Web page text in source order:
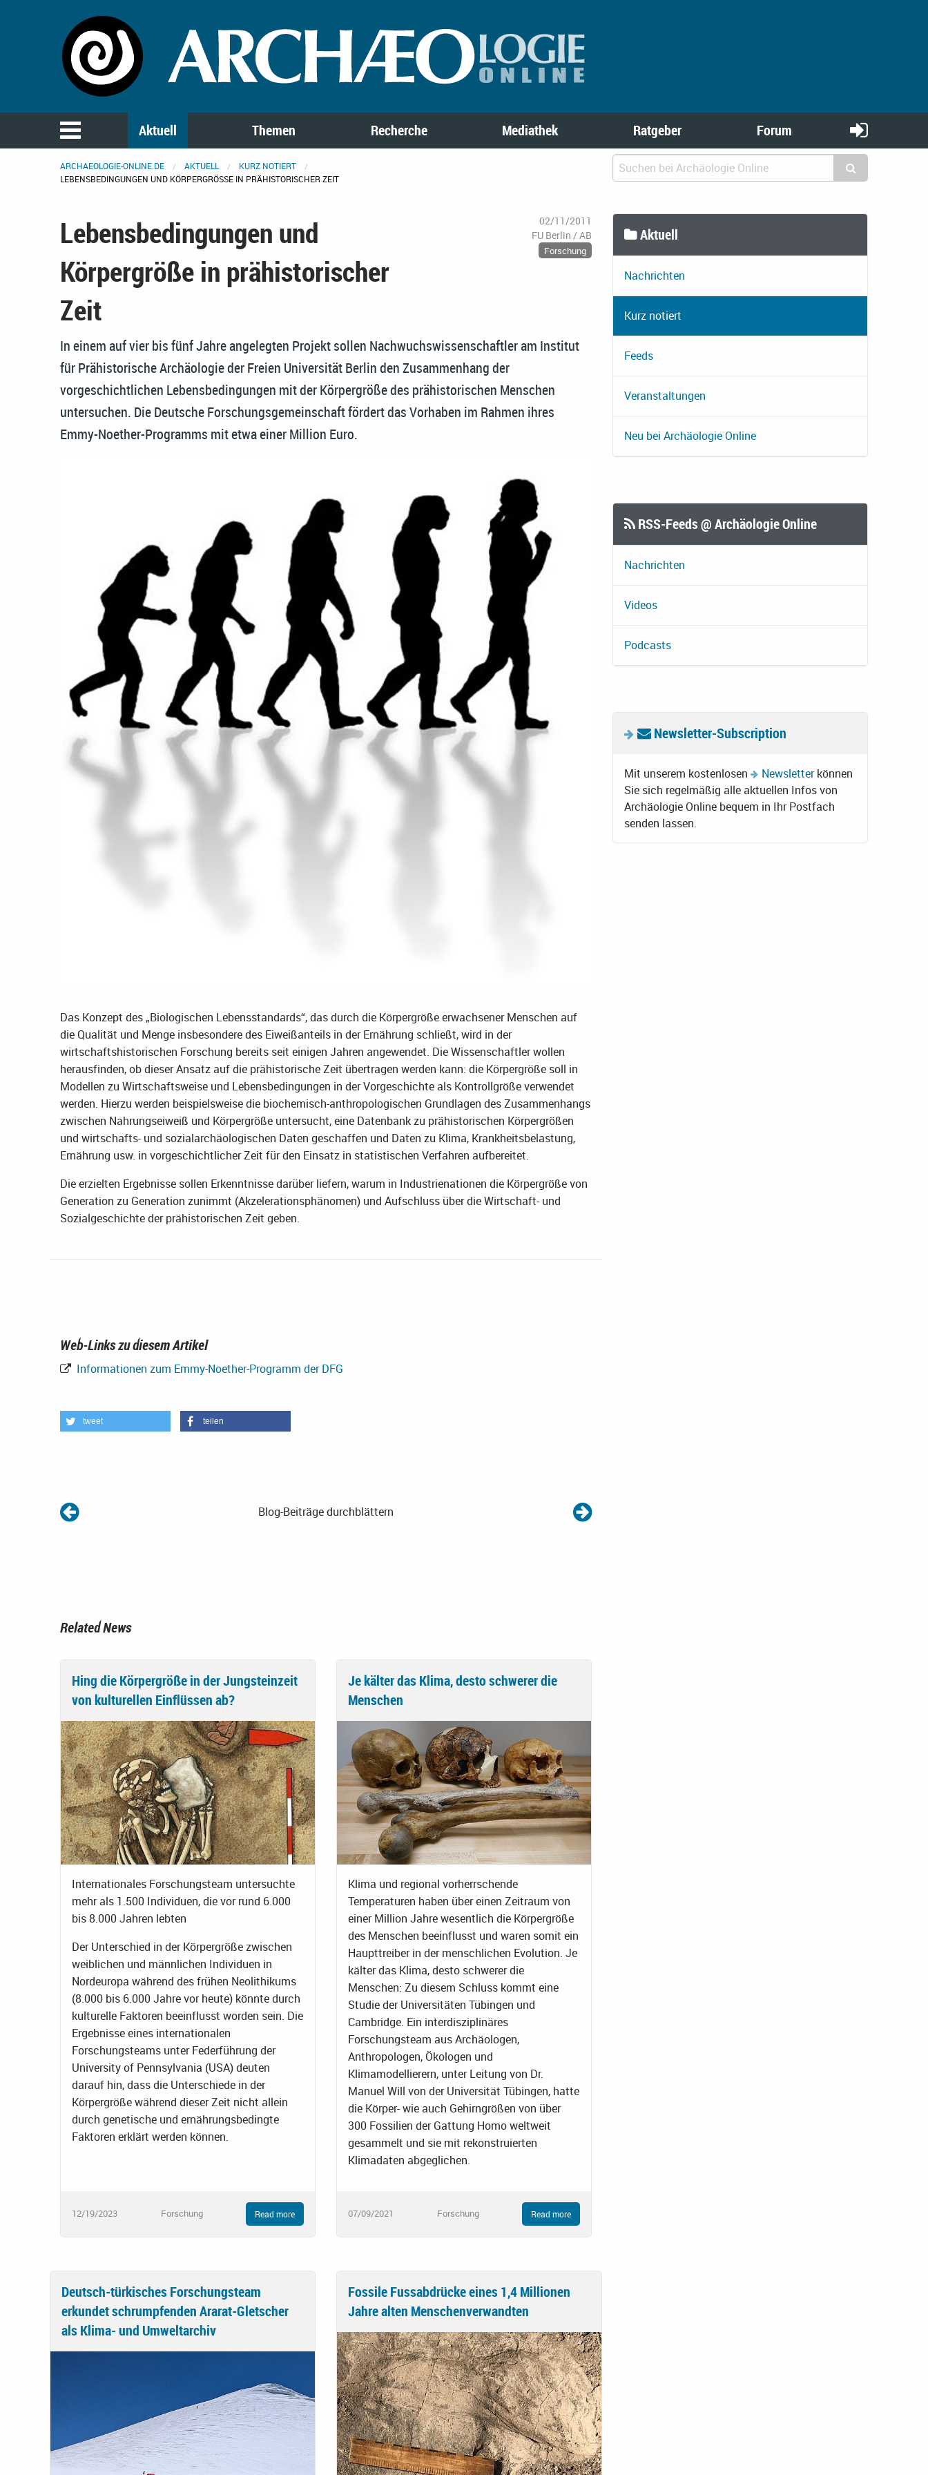
Aktuell Themen Recherche Mediathek Ratgeber Forum
ARCHAEOLOGIE-ONLINE.DE AKTUELL
KURZ NOTIERT
LEBENSBEDINGUNGEN UND KÖRPERGRÖSSE IN PRÄHISTORISCHER ZEIT
Lebensbedingungen und
Körpergröße in prähistorischer
Zeit
02/11/2011
FU Berlin / AB
Forschung
In einem auf vier bis fünf Jahre angelegten Projekt sollen Nachwuchswissenschaftler am Institut
für Prähistorische Archäologie der Freien Universität Berlin den Zusammenhang der
vorgeschichtlichen Lebensbedingungen mit der Körpergröße des prähistorischen Menschen
untersuchen. Die Deutsche Forschungsgemeinschaft fördert das Vorhaben im Rahmen ihres
Emmy-Noether-Programms mit etwa einer Million Euro.
Das Konzept des „Biologischen Lebensstandards“, das durch die Körpergröße erwachsener Menschen auf
die Qualität und Menge insbesondere des Eiweißanteils in der Ernährung schließt, wird in der
wirtschaftshistorischen Forschung bereits seit einigen Jahren angewendet. Die Wissenschaftler wollen
herausfinden, ob dieser Ansatz auf die prähistorische Zeit übertragen werden kann: die Körpergröße soll in
Modellen zu Wirtschaftsweise und Lebensbedingungen in der Vorgeschichte als Kontrollgröße verwendet
werden. Hierzu werden beispielsweise die biochemisch-anthropologischen Grundlagen des Zusammenhangs
zwischen Nahrungseiweiß und Körpergröße untersucht, eine Datenbank zu prähistorischen Körpergrößen
und wirtschafts- und sozialarchäologischen Daten geschaffen und Daten zu Klima, Krankheitsbelastung,
Ernährung usw. in vorgeschichtlicher Zeit für den Einsatz in statistischen Verfahren aufbereitet.
Die erzielten Ergebnisse sollen Erkenntnisse darüber liefern, warum in Industrienationen die Körpergröße von
Generation zu Generation zunimmt (Akzelerationsphänomen) und Aufschluss über die Wirtschaft- und
Sozialgeschichte der prähistorischen Zeit geben.
Web-Links zu diesem Artikel
Informationen zum Emmy-Noether-Programm der DFG
tweet teilen
Blog-Beiträge durchblättern
Related News
Hing die Körpergröße in der Jungsteinzeit
von kulturellen Einflüssen ab?
Internationales Forschungsteam untersuchte
mehr als 1.500 Individuen, die vor rund 6.000
bis 8.000 Jahren lebten
Der Unterschied in der Körpergröße zwischen
weiblichen und männlichen Individuen in
Nordeuropa während des frühen Neolithikums
(8.000 bis 6.000 Jahre vor heute) könnte durch
kulturelle Faktoren beeinflusst worden sein. Die
Ergebnisse eines internationalen
Forschungsteams unter Federführung der
University of Pennsylvania (USA) deuten
darauf hin, dass die Unterschiede in der
Körpergröße während dieser Zeit nicht allein
durch genetische und ernährungsbedingte
Faktoren erklärt werden können.
12/19/2023 Forschung Read more
Je kälter das Klima, desto schwerer die
Menschen
Klima und regional vorherrschende
Temperaturen haben über einen Zeitraum von
einer Million Jahre wesentlich die Körpergröße
des Menschen beeinflusst und waren somit ein
Haupttreiber in der menschlichen Evolution. Je
kälter das Klima, desto schwerer die
Menschen: Zu diesem Schluss kommt eine
Studie der Universitäten Tübingen und
Cambridge. Ein interdisziplinäres
Forschungsteam aus Archäologen,
Anthropologen, Ökologen und
Klimamodellierern, unter Leitung von Dr.
Manuel Will von der Universität Tübingen, hatte
die Körper- wie auch Gehirngrößen von über
300 Fossilien der Gattung Homo weltweit
gesammelt und sie mit rekonstruierten
Klimadaten abgeglichen.
07/09/2021 Forschung Read more
Deutsch-türkisches Forschungsteam
erkundet schrumpfenden Ararat-Gletscher
als Klima- und Umweltarchiv
Fossile Fussabdrücke eines 1,4 Millionen
Jahre alten Menschenverwandten
Aktuell
Nachrichten
Kurz notiert
Feeds
Veranstaltungen
Neu bei Archäologie Online
RSS-Feeds @ Archäologie Online
Nachrichten
Videos
Podcasts
Newsletter-Subscription
Mit unserem kostenlosen Newsletterkönnen
Sie sich regelmäßig alle aktuellen Infos von
Archäologie Online bequem in Ihr Postfach
senden lassen.